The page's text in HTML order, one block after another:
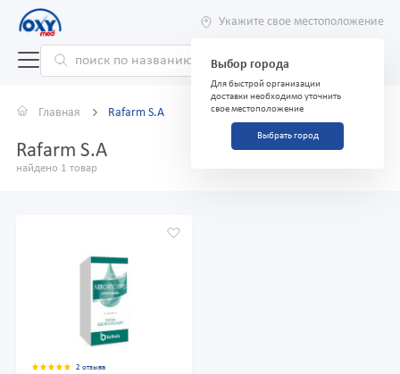
Укажите свое местоположение
Выбор города
Для быстрой организации
доставки необходимо уточнить
свое местоположение
Выбрать город
Главная Rafarm S.A
Rafarm S.A
найдено 1 товар
2 отзыва